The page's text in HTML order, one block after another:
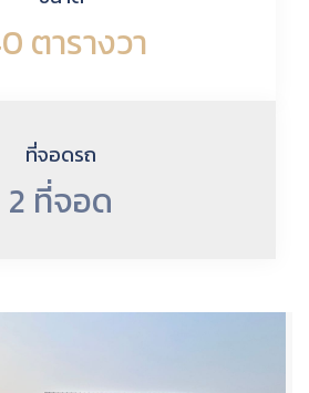
ตารางวา
ที่จอดรถ
2 ที่จอด